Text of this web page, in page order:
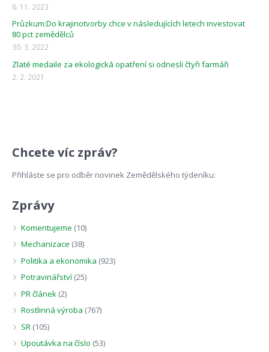
6. 11. 2023
Průzkum:Do krajinotvorby chce v následujících letech investovat
80 pct zemědělců
30. 3. 2022
Zlaté medaile za ekologická opatření si odnesli čtyři farmáři
2. 2. 2021
Chcete víc zpráv?
Přihláste se pro odběr novinek Zemědělského týdeníku:
Zprávy
Komentujeme (10)
Mechanizace (38)
Politika a ekonomika (923)
Potravinářství (25)
PR článek (2)
Rostlinná výroba (767)
SR (105)
Upoutávka na číslo (53)